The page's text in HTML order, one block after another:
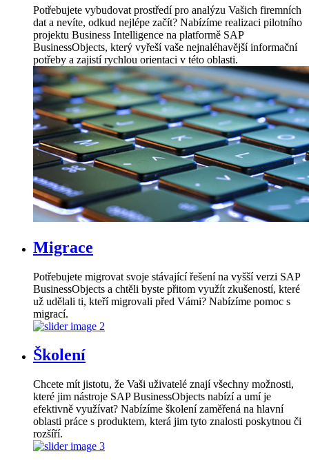
Potřebujete vybudovat prostředí pro analýzu Vašich firemních
dat a nevíte, odkud nejlépe začít? Nabízíme realizaci pilotního
projektu Business Intelligence na platformě SAP
BusinessObjects, který vyřeší vaše nejnaléhavější informační
potřeby a zajistí rychlou orientaci v této oblasti.
Migrace
Potřebujete migrovat svoje stávající řešení na vyšší verzi SAP
BusinessObjects a chtěli byste přitom využít zkušeností, které
už udělali ti, kteří migrovali před Vámi? Nabízíme pomoc s
migrací.
Školení
Chcete mít jistotu, že Vaši uživatelé znají všechny možnosti,
které jim nástroje SAP BusinessObjects nabízí a umí je
efektivně využívat? Nabízíme školení zaměřená na hlavní
oblasti práce s produktem, která jim tyto znalosti poskytnou či
rozšíří.